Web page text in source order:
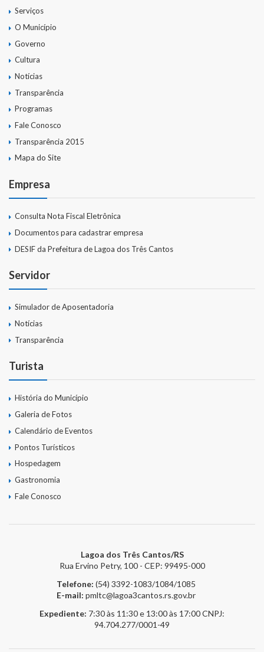
Serviços
O Município
Governo
Cultura
Notícias
Transparência
Programas
Fale Conosco
Transparência 2015
Mapa do Site
Empresa
Consulta Nota Fiscal Eletrônica
Documentos para cadastrar empresa
DESIF da Prefeitura de Lagoa dos Três Cantos
Servidor
Simulador de Aposentadoria
Notícias
Transparência
Turista
História do Município
Galeria de Fotos
Calendário de Eventos
Pontos Turísticos
Hospedagem
Gastronomia
Fale Conosco
Lagoa dos Três Cantos/RS
Rua Ervino Petry, 100 - CEP: 99495-000
Telefone: (54) 3392-1083/1084/1085
E-mail: pmltc@lagoa3cantos.rs.gov.br
Expediente: 7:30 às 11:30 e 13:00 às 17:00CNPJ:
94.704.277/0001-49